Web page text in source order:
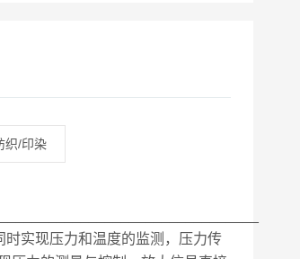
织/印染
实现压力和温度的监测，压力传